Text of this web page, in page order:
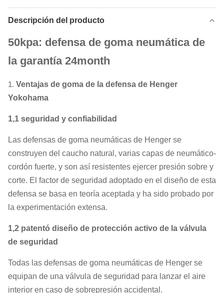
Descripción del producto
50kpa: defensa de goma neumática de
la garantía 24month
1. Ventajas de goma de la defensa de Henger
Yokohama
1,1 seguridad y confiabilidad
Las defensas de goma neumáticas de Henger se
construyen del caucho natural, varias capas de neumático-
cordón fuerte, y son así resistentes ejercer presión sobre y
corte. El factor de seguridad adoptado en el diseño de esta
defensa se basa en teoría aceptada y ha sido probado por
la experimentación extensa.
1,2 patentó diseño de protección activo de la válvula
de seguridad
Todas las defensas de goma neumáticas de Henger se
equipan de una válvula de seguridad para lanzar el aire
interior en caso de sobrepresión accidental.